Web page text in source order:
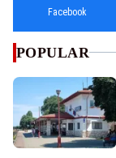
Facebook
POPULAR